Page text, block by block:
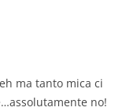
ma tanto mica ci
no!